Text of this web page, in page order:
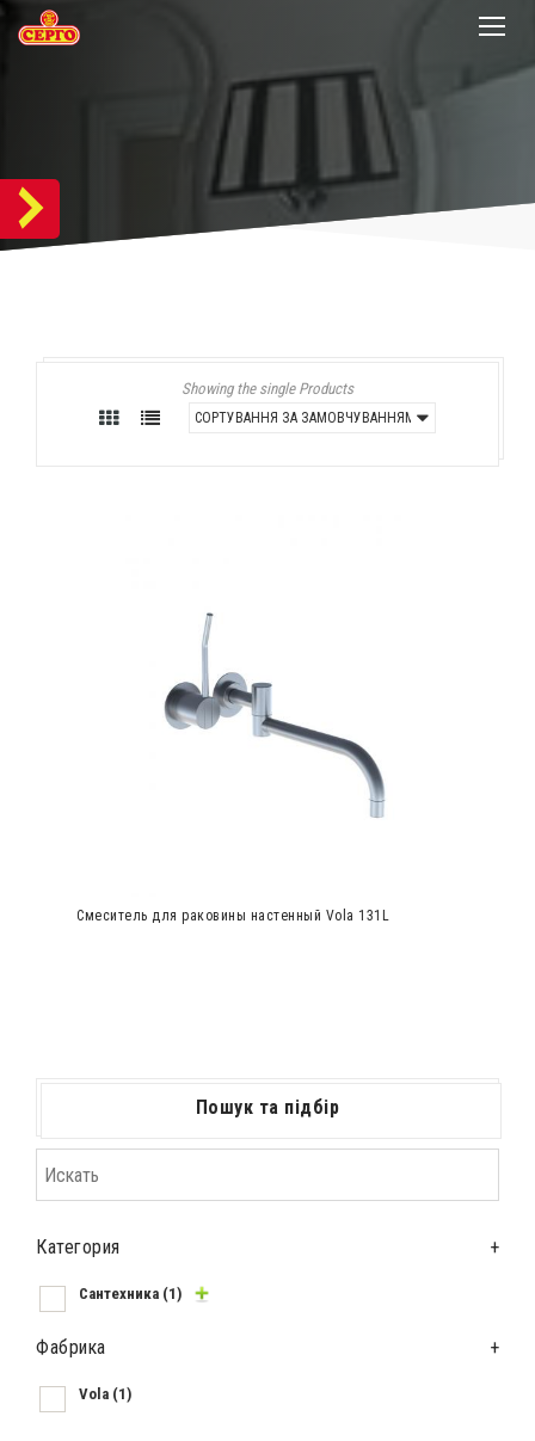
Showing the single Products
Смеситель для раковины настенный Vola 131L
Пошук та підбір
Категория +
Сантехника (1)
Фабрика +
Vola (1)